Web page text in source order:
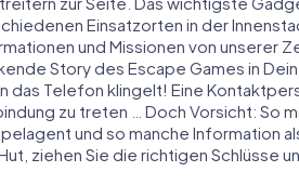
Einsatzorten in der
und Missionen von unserer
Story des Escape Games in
das Telefon klingelt! Eine
zu treten … Doch Vorsicht: So
und so manche Information
ziehen Sie die richtigen Schlüsse